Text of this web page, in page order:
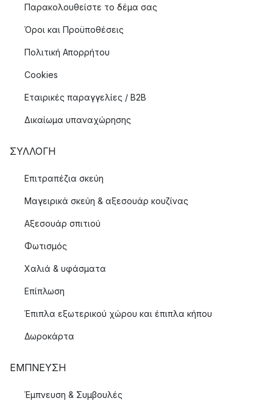
Παρακολουθείστε το δέμα σας
Όροι και Προϋποθέσεις
Πολιτική Απορρήτου
Cookies
Εταιρικές παραγγελίες / B2B
Δικαίωμα υπαναχώρησης
ΣΥΛΛΟΓΉ
Επιτραπέζια σκεύη
Μαγειρικά σκεύη & αξεσουάρ κουζίνας
Αξεσουάρ σπιτιού
Φωτισμός
Χαλιά & υφάσματα
Επίπλωση
Έπιπλα εξωτερικού χώρου και έπιπλα κήπου
Δωροκάρτα
ΈΜΠΝΕΥΣΗ
Έμπνευση & Συμβουλές